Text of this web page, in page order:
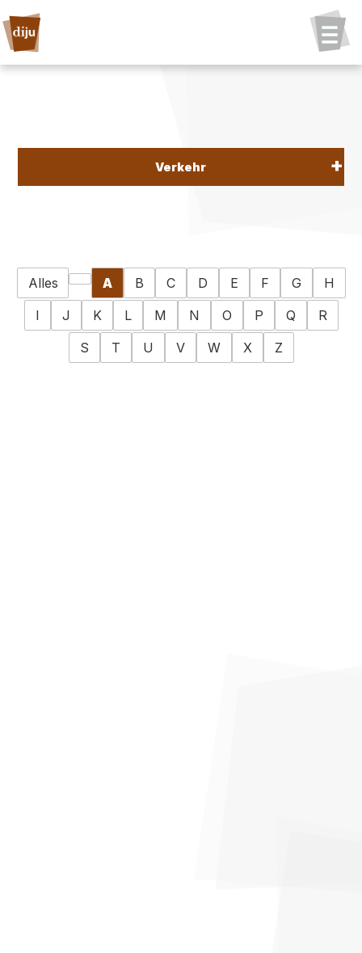
Verkehr
Alles A B C D E F G
H
I
J K L M N O P Q
R
S
T U V W X Z